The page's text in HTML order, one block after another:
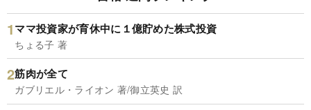
ママ投資家が育休中に１億貯めた株式投資
ちょる子 著
筋肉が全て
ガブリエル・ライオン 著/御立英史 訳